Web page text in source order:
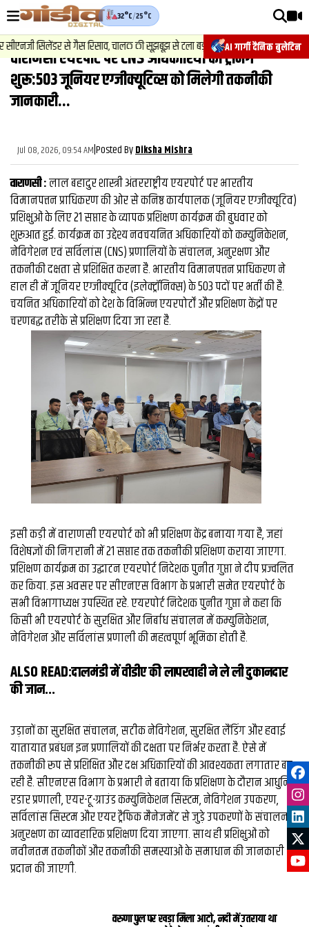
AI गार्गी दैनिक बुलेटिन
32°C/25°C
सिलेंडर से गैस रिसाव, चालक की सूझबूझ से टला बड़ा हादसा. 2.न्यूज़-चेसिस
वीडियोज़
वाराणसी न्यूज़
न्यूज़
फिल्मी
साहित्य
संस्कृति
ख़ान पान और जीवनशैली
अंतरराष्ट्रीय
फैक्ट चेक
व्यापार
मौसम
वाराणसी एयरपोर्ट पर CNS अधिकारियों की ट्रेनिंग
शुरू:503 जूनियर एग्जीक्यूटिव्स को मिलेगी तकनीकी
जानकारी...
Jul 08, 2026, 09:54 AM|Posted ByDiksha Mishra
वाराणसी :लाल बहादुर शास्त्री अंतरराष्ट्रीय एयरपोर्ट पर भारतीय
विमानपत्तन प्राधिकरण की ओर से कनिष्ठ कार्यपालक (जूनियर एग्जीक्यूटिव)
प्रशिक्षुओं के लिए 21 सप्ताह के व्यापक प्रशिक्षण कार्यक्रम की बुधवार को
शुरूआत हुई. कार्यक्रम का उद्देश्य नवचयनित अधिकारियों को कम्युनिकेशन,
नेविगेशन एवं सर्विलांस (CNS) प्रणालियों के संचालन, अनुरक्षण और
तकनीकी दक्षता से प्रशिक्षित करना है. भारतीय विमानपत्तन प्राधिकरण ने
हाल ही में जूनियर एग्जीक्यूटिव (इलेक्ट्रॉनिक्स) के 503 पदों पर भर्ती की है.
चयनित अधिकारियों को देश के विभिन्न एयरपोर्टों और प्रशिक्षण केंद्रों पर
चरणबद्ध तरीके से प्रशिक्षण दिया जा रहा है.
इसी कड़ी में वाराणसी एयरपोर्ट को भी प्रशिक्षण केंद्र बनाया गया है, जहां
विशेषज्ञों की निगरानी में 21 सप्ताह तक तकनीकी प्रशिक्षण कराया जाएगा.
प्रशिक्षण कार्यक्रम का उद्घाटन एयरपोर्ट निदेशक पुनीत गुप्ता ने दीप प्रज्वलित
कर किया. इस अवसर पर सीएनएस विभाग के प्रभारी समेत एयरपोर्ट के
सभी विभागाध्यक्ष उपस्थित रहे. एयरपोर्ट निदेशक पुनीत गुप्ता ने कहा कि
किसी भी एयरपोर्ट के सुरक्षित और निर्बाध संचालन में कम्युनिकेशन,
नेविगेशन और सर्विलांस प्रणाली की महत्वपूर्ण भूमिका होती है.
ALSO READ:दालमंडी में वीडीए की लापरवाही ने ले ली दुकानदार
की जान...
उड़ानों का सुरक्षित संचालन, सटीक नेविगेशन, सुरक्षित लैंडिंग और हवाई
यातायात प्रबंधन इन प्रणालियों की दक्षता पर निर्भर करता है. ऐसे में
तकनीकी रूप से प्रशिक्षित और दक्ष अधिकारियों की आवश्यकता लगातार बढ़
रही है. सीएनएस विभाग के प्रभारी ने बताया कि प्रशिक्षण के दौरान आधुनिक
रडार प्रणाली, एयर-टू-ग्राउंड कम्युनिकेशन सिस्टम, नेविगेशन उपकरण,
सर्विलांस सिस्टम और एयर ट्रैफिक मैनेजमेंट से जुड़े उपकरणों के संचालन व
अनुरक्षण का व्यावहारिक प्रशिक्षण दिया जाएगा. साथ ही प्रशिक्षुओं को
नवीनतम तकनीकों और तकनीकी समस्याओं के समाधान की जानकारी भी
प्रदान की जाएगी.
वरुणा पुल पर खड़ा मिला आटो, नदी में उतराया था